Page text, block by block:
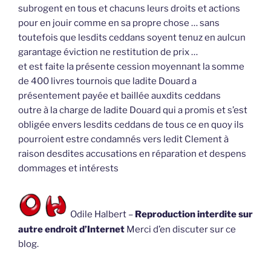
subrogent en tous et chacuns leurs droits et actions
pour en jouir comme en sa propre chose … sans
toutefois que lesdits ceddans soyent tenuz en aulcun
garantage éviction ne restitution de prix …
et est faite la présente cession moyennant la somme
de 400 livres tournois que ladite Douard a
présentement payée et baillée auxdits ceddans
outre à la charge de ladite Douard qui a promis et s’est
obligée envers lesdits ceddans de tous ce en quoy ils
pourroient estre condamnés vers ledit Clement à
raison desdites accusations en réparation et despens
dommages et intérests
Odile Halbert – Reproduction interdite sur
autre endroit d’Internet Merci d’en discuter sur ce
blog.